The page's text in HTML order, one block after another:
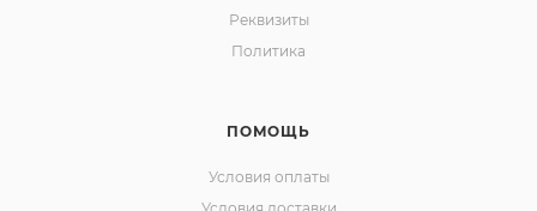
Реквизиты
Политика
ПОМОЩЬ
Условия оплаты